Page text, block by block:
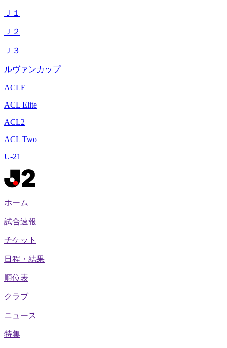
Ｊ１
Ｊ２
Ｊ３
ルヴァンカップ
ACLE
ACL Elite
ACL2
ACL Two
U-21
ホーム
試合速報
チケット
日程・結果
順位表
クラブ
ニュース
特集